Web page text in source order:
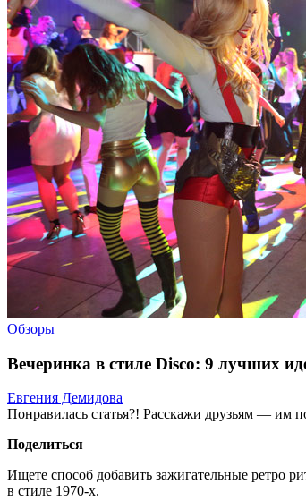
Обзоры
Вечеринка в стиле Disco: 9 лучших
Евгения Демидова
Понравилась статья?! Расскажи друзьям — им
Поделиться
Ищете способ добавить зажигательные ретро
в стиле 1970-х.